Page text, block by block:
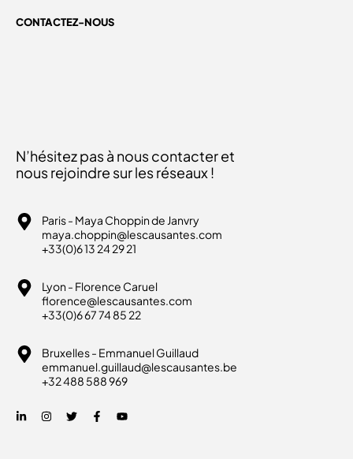
CONTACTEZ-NOUS
N’hésitez pas à nous contacter et
nous rejoindre sur les réseaux !
Paris - Maya Choppin de Janvry
maya.choppin@lescausantes.com
+33(0)6 13 24 29 21
Lyon - Florence Caruel
florence@lescausantes.com
+33(0)6 67 74 85 22
Bruxelles - Emmanuel Guillaud
emmanuel.guillaud@lescausantes.be
+32 488 588 969